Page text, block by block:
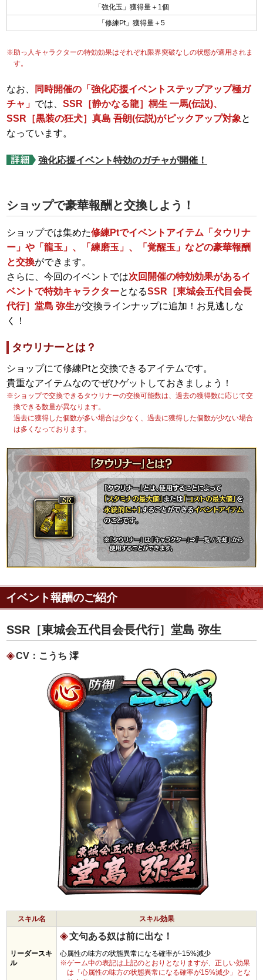
「強化玉」獲得量＋1個
「修練Pt」獲得量＋5
※助っ人キャラクターの特効効果はそれぞれ限界突破なしの状態が適用されま
す。
なお、
同時開催の「強化応援イベントステップアップ極ガ
チャ」 では、 SSR［静かなる龍］桐生 一馬(伝説)、
SSR［黒装の狂犬］真島 吾朗(伝説)がピックアップ対象と
なっています。
強化応援イベント特効のガチャが開催！
ショップで豪華報酬と交換しよう！
ショップでは集めた修練Ptでイベントアイテム「タウリナ
ー」や「龍玉」、「練磨玉」、「覚醒玉」などの豪華報酬
と交換ができます。
さらに、今回のイベントでは次回開催の特効効果があるイ
ベントで特効キャラクターとなるSSR［東城会五代目会長
代行］堂島 弥生が交換ラインナップに追加！お見逃しな
く！
タウリナーとは？
ショップにて修練Ptと交換できるアイテムです。
貴重なアイテムなのでぜひゲットしておきましょう！
※ショップで交換できるタウリナーの交換可能数は、過去の獲得数に応じて交
換できる数量が異なります。
過去に獲得した個数が多い場合は少なく、過去に獲得した個数が少ない場合
は多くなっております。
イベント報酬のご紹介
SSR［東城会五代目会長代行］堂島 弥生
CV：こうち 澪
スキル名 スキル効果
リーダースキ
ル
文句ある奴は前に出な！
心属性の味方の状態異常になる確率が-15%減少
※ゲーム中の表記は上記のとおりとなりますが、正しい効果
は「心属性の味方の状態異常になる確率が15%減少」とな